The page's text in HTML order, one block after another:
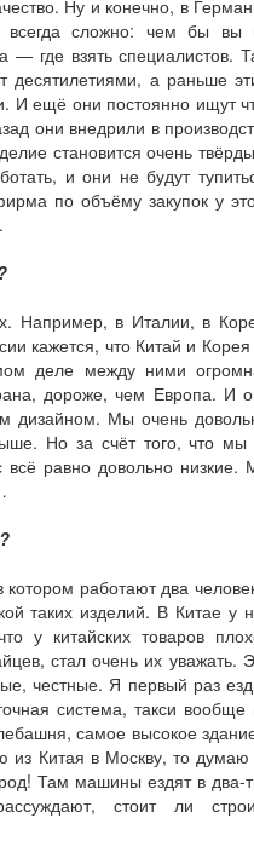
Ну и конечно, в
всегда сложно: чем бы вы
— где взять специалистов.
десятилетиями, а раньше
И ещё они постоянно ищут
они внедрили в
становится очень
и они не будут
по объёму закупок у
Например, в Италии, в
кажется, что Китай и
деле между ними
дороже, чем Европа. И
дизайном. Мы очень
Но за счёт того, что
всё равно довольно низкие.
работают два
таких изделий. В Китае у
у китайских товаров
стал очень их уважать.
честные. Я первый раз
система, такси вообще
самое высокое
из Китая в Москву, то
Там машины ездят в два-
стоит ли